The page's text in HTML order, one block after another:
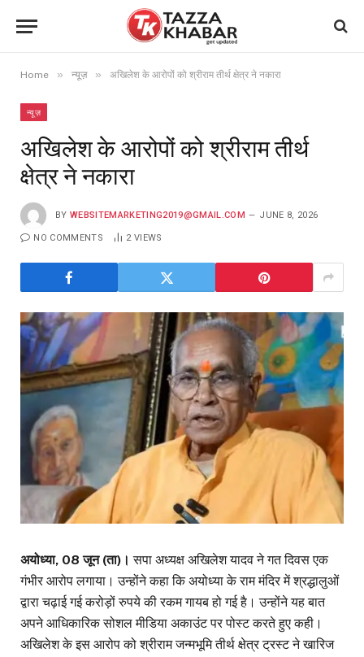
Home » न्यूज़ » अखिलेश के आरोपों को श्रीराम तीर्थ क्षेत्र ने नकारा
न्यूज़
अखिलेश के आरोपों को श्रीराम तीर्थ
क्षेत्र ने नकारा
BY WEBSITEMARKETING2019@GMAIL.COM JUNE 8, 2026
NO COMMENTS 2 VIEWS
अयोध्या, 08 जून (ता)।सपा अध्यक्ष अखिलेश यादव ने गत दिवस एक
गंभीर आरोप लगाया। उन्होंने कहा कि अयोध्या के राम मंदिर में श्रद्धालुओं
द्वारा चढ़ाई गई करोड़ों रुपये की रकम गायब हो गई है। उन्होंने यह बात
अपने आधिकारिक सोशल मीडिया अकाउंट पर पोस्ट करते हुए कही।
अखिलेश के इस आरोप को श्रीराम जन्मभूमि तीर्थ क्षेत्र ट्रस्ट ने खारिज